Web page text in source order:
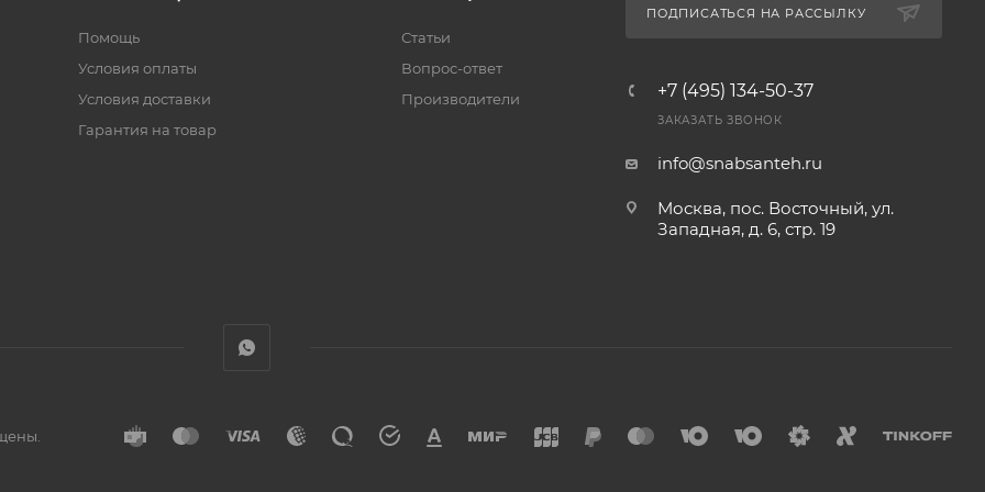
Помощь
Условия оплаты
Условия доставки
Гарантия на товар
Статьи
Вопрос-ответ
Производители
ПОДПИСАТЬСЯ НА РАССЫЛКУ
+7 (495) 134-50-37
ЗАКАЗАТЬ ЗВОНОК
info@snabsanteh.ru
Москва, пос. Восточный, ул.
Западная, д. 6, стр. 19